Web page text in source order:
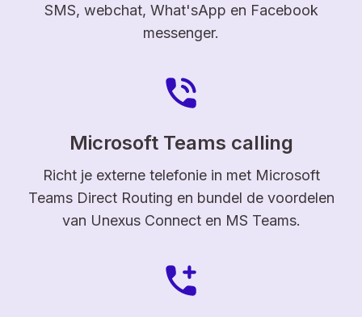
SMS, webchat, What'sApp en Facebook
messenger.
Microsoft Teams calling
Richt je externe telefonie in met Microsoft
Teams Direct Routing en bundel de voordelen
van Unexus Connect en MS Teams.